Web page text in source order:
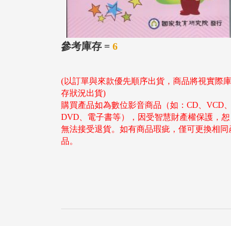
參考庫存 = 6
(以訂單與來款優先順序出貨，商品將視實際庫
存狀況出貨)
購買產品如為數位影音商品（如：CD、VCD、
DVD、電子書等），因受智慧財產權保護，恕
無法接受退貨。如有商品瑕疵，僅可更換相同
品。